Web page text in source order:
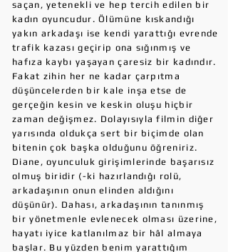
saçan, yetenekli ve hep tercih edilen bir
kadın oyuncudur. Ölümüne kıskandığı
yakın arkadaşı ise kendi yarattığı evrende
trafik kazası geçirip ona sığınmış ve
hafıza kaybı yaşayan çaresiz bir kadındır.
Fakat zihin her ne kadar çarpıtma
düşüncelerden bir kale inşa etse de
gerçeğin kesin ve keskin oluşu hiçbir
zaman değişmez. Dolayısıyla filmin diğer
yarısında oldukça sert bir biçimde olan
bitenin çok başka olduğunu öğreniriz.
Diane, oyunculuk girişimlerinde başarısız
olmuş biridir (-ki hazırlandığı rolü,
arkadaşının onun elinden aldığını
düşünür). Dahası, arkadaşının tanınmış
bir yönetmenle evlenecek olması üzerine,
hayatı iyice katlanılmaz bir hâl almaya
başlar. Bu yüzden benim yarattığım